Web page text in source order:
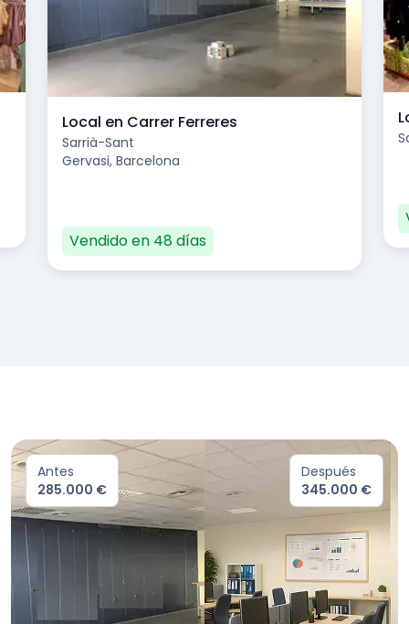
Local en Carrer Ferreres
Sarrià-Sant
Gervasi, Barcelona
Vendido en 48 días
Antes
285.000 €
Después
345.000 €